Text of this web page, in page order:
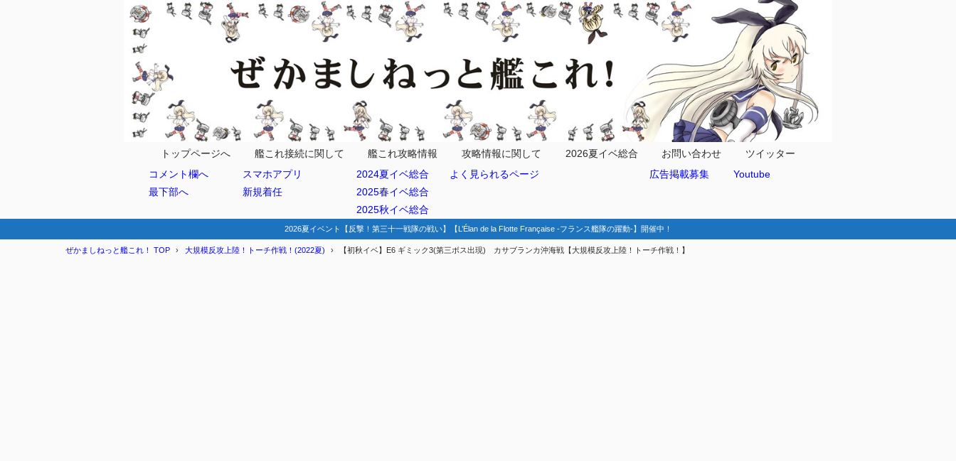
トップページへ
コメント欄へ
最下部へ
艦これ接続に関して
スマホアプリ
新規着任
艦これ攻略情報
2024夏イベ総合
2025春イベ総合
2025秋イベ総合
攻略情報に関して
よく見られるページ
2026夏イベ総合
お問い合わせ
広告掲載募集
ツイッター
Youtube
2026夏イベント【反撃！第三十一戦隊の戦い】【L’Élan de la Flotte Française -フランス艦隊の躍動-】開催中！
ぜかましねっと艦これ！ TOP 大規模反攻上陸！トーチ作戦！(2022夏) 【初秋イベ】E6 ギミック3(第三ボス出現) カサブランカ沖海戦【大規模反攻上陸！トーチ作戦！】
マップ情報
1.1 ギミック情報
1.2 敵編成
1.3 史実艦
第六海域解放手順
2 編成例